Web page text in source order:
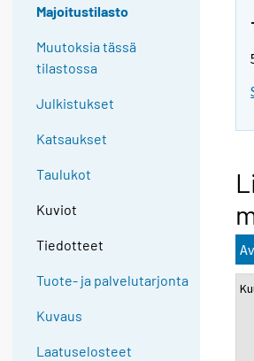
Majoitustilasto
Muutoksia tässä
tilastossa
Julkistukset
Katsaukset
Taulukot
Kuviot
Tiedotteet
Tuote- ja palvelutarjonta
Kuvaus
Laatuselosteet